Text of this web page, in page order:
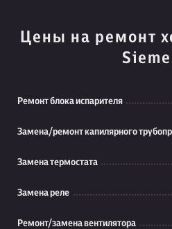
Цены на ремонт
Ремонт блока испарителя
Замена/ремонт капилярного
Замена термостата
Замена реле
Ремонт/замена вентилятора